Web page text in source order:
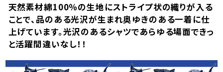
天然素材綿100％の生地にストライプ状の織りが入る
ことで、品のある光沢が生まれ奥ゆきのある一着に仕
上げています。光沢のあるシャツであらゆる場面できっ
と活躍間違いなし！！